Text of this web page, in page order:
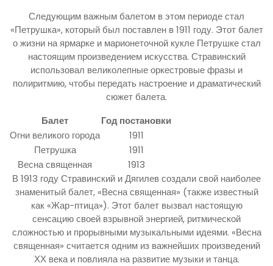
Следующим важным балетом в этом периоде стал
«Петрушка», который был поставлен в 1911 году. Этот балет
о жизни на ярмарке и марионеточной кукле Петрушке стал
настоящим произведением искусства. Стравинский
использовал великолепные оркестровые фразы и
полиритмию, чтобы передать настроение и драматический
сюжет балета.
Балет
Год постановки
Огни великого города
1911
Петрушка
1911
Весна священная
1913
В 1913 году Стравинский и Дягилев создали свой наиболее
знаменитый балет, «Весна священная» (также известный
как «Жар-птица»). Этот балет вызвал настоящую
сенсацию своей взрывной энергией, ритмической
сложностью и прорывными музыкальными идеями. «Весна
священная» считается одним из важнейших произведений
ХХ века и повлияла на развитие музыки и танца.